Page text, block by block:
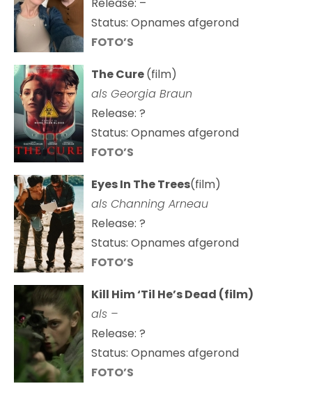
Status: Opnames afgerond
FOTO’S
The Cure(film)
als Georgia Braun
Release: ?
Status: Opnames afgerond
FOTO’S
Eyes In The Trees(film)
als Channing Arneau
Release: ?
Status: Opnames afgerond
FOTO’S
Kill Him ‘Til He’s Dead (film)
als –
Release: ?
Status: Opnames afgerond
FOTO’S